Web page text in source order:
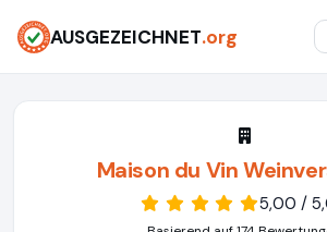
AUSGEZEICHNET.org
Maison du Vin
5,00 /